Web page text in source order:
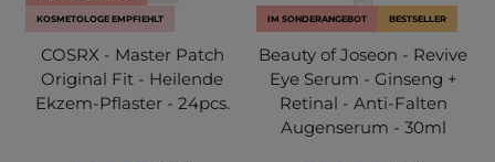
KOSMETOLOGE EMPFIEHLT
COSRX - Master Patch
Original Fit - Heilende
Ekzem-Pflaster - 24pcs.
IM SONDERANGEBOT BESTSELLER
Beauty of Joseon - Revive
Eye Serum - Ginseng +
Retinal - Anti-Falten
Augenserum - 30ml